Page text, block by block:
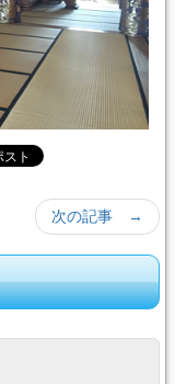
次の記事 →